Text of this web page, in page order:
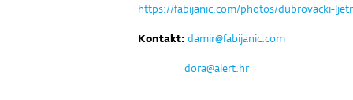
https://fabijanic.com/photos/dubrovacki-
Kontakt: damir@fabijanic.com
dora@alert.hr